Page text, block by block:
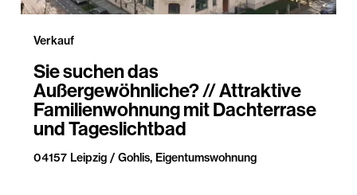
Verkauf
Sie suchen das
Außergewöhnliche? // Attraktive
Familienwohnung mit Dachterrase
und Tageslichtbad
04157 Leipzig / Gohlis, Eigentumswohnung